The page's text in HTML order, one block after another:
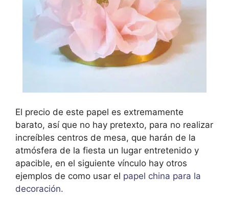
El precio de este papel es extremamente
barato, así que no hay pretexto, para no realizar
increíbles centros de mesa, que harán de la
atmósfera de la fiesta un lugar entretenido y
apacible, en el siguiente vínculo hay otros
ejemplos de como usar el papel china para la
decoración.